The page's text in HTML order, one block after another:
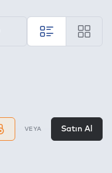
VEYA Satın Al